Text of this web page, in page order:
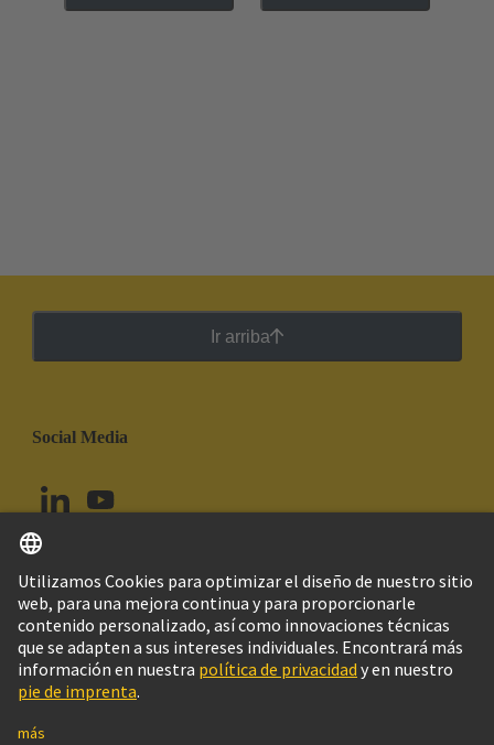
Ir arriba
Social Media
Chile Español
© Grupo Tecnológico HARTING